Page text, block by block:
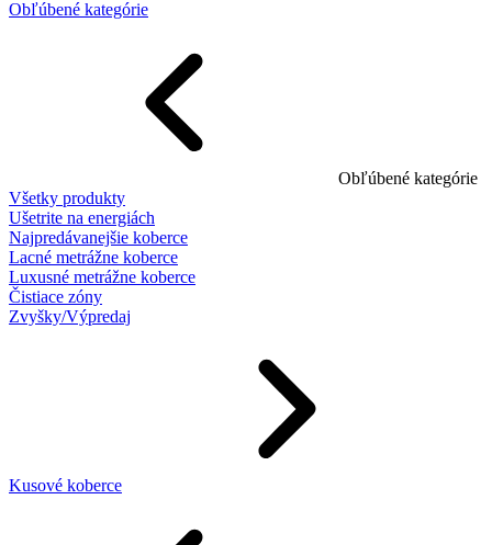
Obľúbené kategórie
Obľúbené kategórie
Všetky produkty
Ušetrite na energiách
Najpredávanejšie koberce
Lacné metrážne koberce
Luxusné metrážne koberce
Čistiace zóny
Zvyšky/Výpredaj
Kusové koberce